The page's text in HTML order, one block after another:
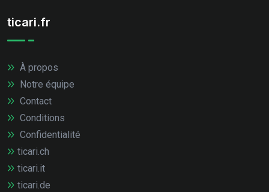
ticari.fr
À propos
Notre équipe
Contact
Conditions
Confidentialité
ticari.ch
ticari.it
ticari.de